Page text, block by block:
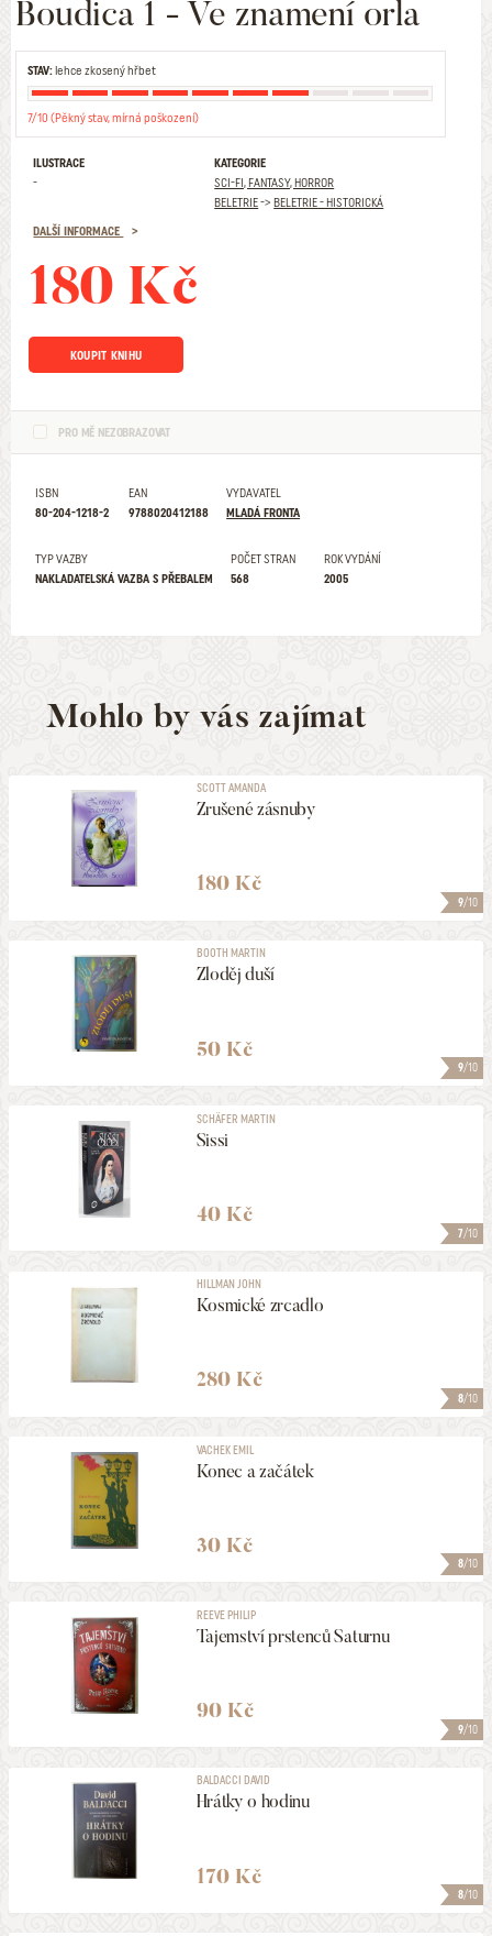
Boudica 1 - Ve znamení orla
STAV:lehce zkosený hřbet
7/10 (Pěkný stav, mírná poškození)
ILUSTRACE
-
KATEGORIE
SCI-FI, FANTASY, HORROR
BELETRIE->BELETRIE - HISTORICKÁ
DALŠÍ INFORMACE
180 Kč
KOUPIT KNIHU
PRO MĚ NEZOBRAZOVAT
ISBN
80-204-1218-2
EAN
9788020412188
VYDAVATEL
MLADÁ FRONTA
TYP VAZBY
NAKLADATELSKÁ VAZBA S PŘEBALEM
POČET STRAN
568
ROK VYDÁNÍ
2005
Mohlo by vás zajímat
9/10
SCOTT AMANDA
Zrušené zásnuby
180 Kč
9/10
BOOTH MARTIN
Zloděj duší
50 Kč
7/10
SCHÄFER MARTIN
Sissi
40 Kč
8/10
HILLMAN JOHN
Kosmické zrcadlo
280 Kč
8/10
VACHEK EMIL
Konec a začátek
30 Kč
9/10
REEVE PHILIP
Tajemství prstenců Saturnu
90 Kč
8/10
BALDACCI DAVID
Hrátky o hodinu
170 Kč